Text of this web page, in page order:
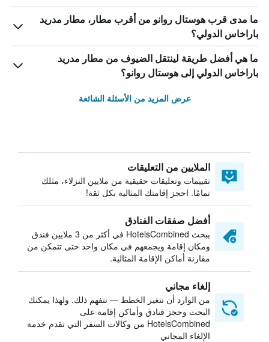
ما مدى قرب هوستال روانو من أقرب مطار، مطار مدريد
باراخاس الدولي؟
ما هي أفضل طريقة لينتقل الضيوف من مطار مدريد
باراخاس الدولي إلى هوستال روانو؟
عرض المزيد من الأسئلة الشائعة
الملايين من التعليقات
تقييمات وتعليقات حقيقية من ملايين النزلاء، مثلك
تمامًا. احجز إقامتك المثالية بكل ثقة!
أفضل صفقات الفنادق
يبحث HotelsCombined في أكثر من 3 ملايين فندق
ومكان إقامة ويجمعهم في مكان واحد حتى تتمكن من
مقارنة أماكن الإقامة المثالية.
إلغاء مجاني
من الوارد أن تتغير الخطط — نتفهم ذلك. ولهذا يمكنك
البحث وحجز فنادق وأماكن إقامة على
HotelsCombined من وكالات السفر التي تقدم خدمة
الإلغاء المجاني